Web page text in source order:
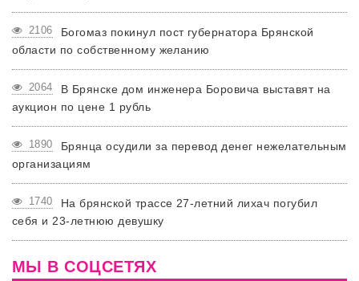
2106
Богомаз покинул пост губернатора Брянской
области по собственному желанию
2064
В Брянске дом инженера Боровича выставят на
аукцион по цене 1 рубль
1890
Брянца осудили за перевод денег нежелательным
организациям
1740
На брянской трассе 27-летний лихач погубил
себя и 23-летнюю девушку
МЫ В СОЦСЕТЯХ